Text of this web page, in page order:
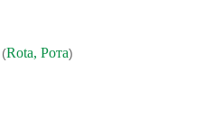
(Rota, Рота)